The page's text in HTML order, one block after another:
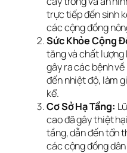
trực tiếp đến sinh
các cộng đồng
Sức Khỏe Cộng
tăng và chất lượng
gây ra các bệnh
đến nhiệt độ, làm
kể.
Cơ Sở Hạ Tầng:
cao đã gây thiệt
tầng, dẫn đến tổn
các cộng đồng